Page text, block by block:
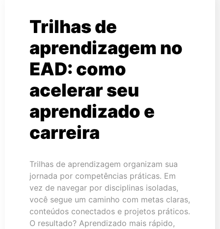
Trilhas de
aprendizagem no
EAD: como
acelerar seu
aprendizado e
carreira
Trilhas de aprendizagem organizam sua
jornada por competências práticas. Em
vez de navegar por disciplinas isoladas,
você segue um caminho com metas claras,
conteúdos conectados e projetos práticos.
O resultado? Aprendizado mais rápido,